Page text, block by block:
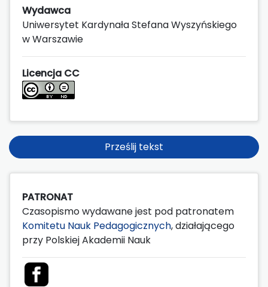
Wydawca
Uniwersytet Kardynała Stefana Wyszyńskiego
w Warszawie
Licencja CC
Prześlij tekst
PATRONAT
Czasopismo wydawane jest pod patronatem
Komitetu Nauk Pedagogicznych, działającego
przy Polskiej Akademii Nauk